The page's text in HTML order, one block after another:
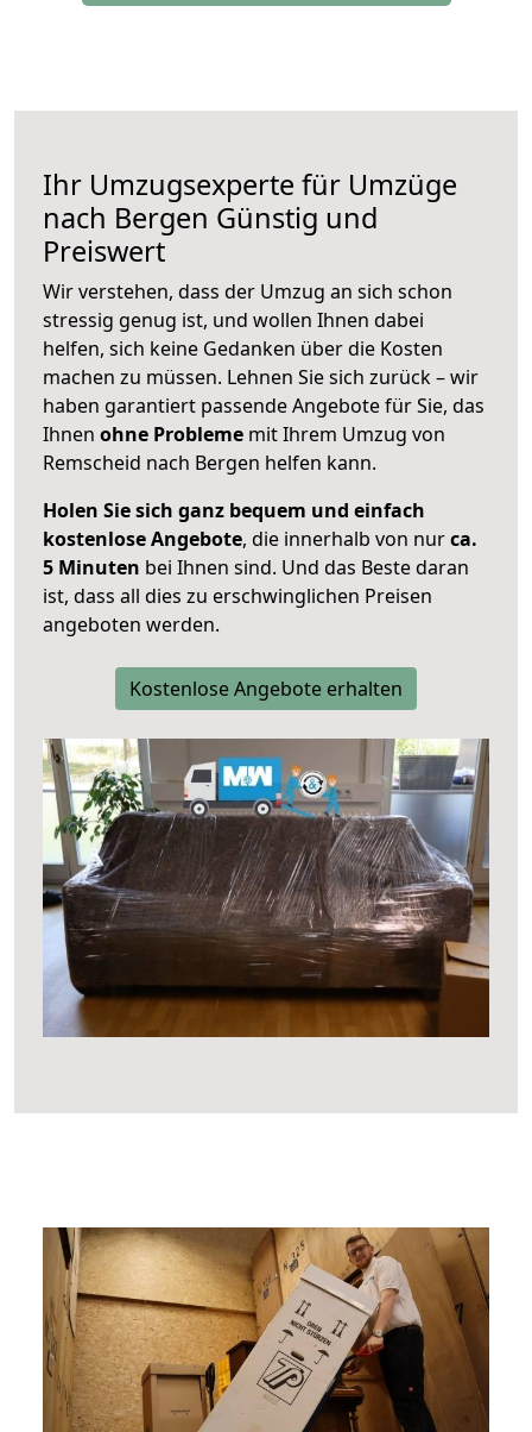
Ihr Umzugsexperte für Umzüge
nach Bergen Günstig und
Preiswert
Wir verstehen, dass der Umzug an sich schon
stressig genug ist, und wollen Ihnen dabei
helfen, sich keine Gedanken über die Kosten
machen zu müssen. Lehnen Sie sich zurück – wir
haben garantiert passende Angebote für Sie, das
Ihnen ohne Probleme mit Ihrem Umzug von
Remscheid nach Bergen helfen kann.
Holen Sie sich ganz bequem und einfach
kostenlose Angebote, die innerhalb von nurca.
5 Minuten bei Ihnen sind. Und das Beste daran
ist, dass all dies zu erschwinglichen Preisen
angeboten werden.
Kostenlose Angebote erhalten